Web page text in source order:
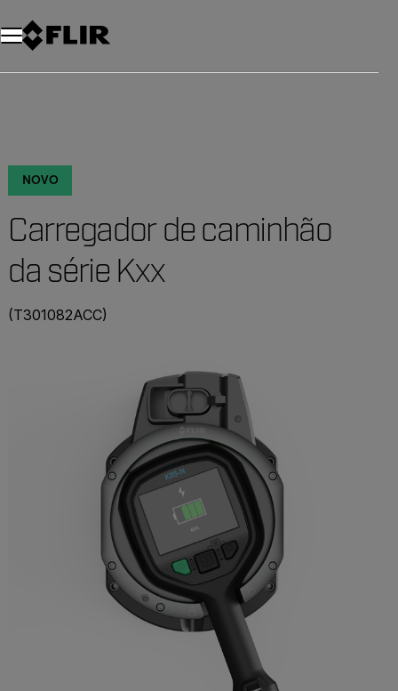
NOVO
Carregador de caminhão
da série Kxx
(T301082ACC)